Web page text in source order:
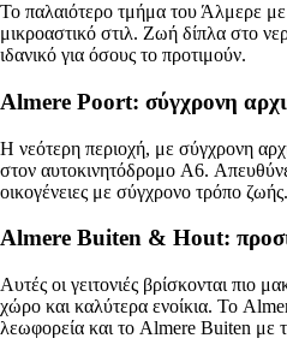
Το παλαιότερο τμήμα του Άλμερε με
μικροαστικό στιλ. Ζωή δίπλα στο
ιδανικό για όσους το προτιμούν.
Almere Poort: σύγχρονη
Η νεότερη περιοχή, με σύγχρονη
στον αυτοκινητόδρομο A6.
οικογένειες με σύγχρονο τρόπο ζωής.
Almere Buiten & Hout:
Αυτές οι γειτονιές βρίσκονται πιο
χώρο και καλύτερα ενοίκια. Το
λεωφορεία και το Almere Buiten με